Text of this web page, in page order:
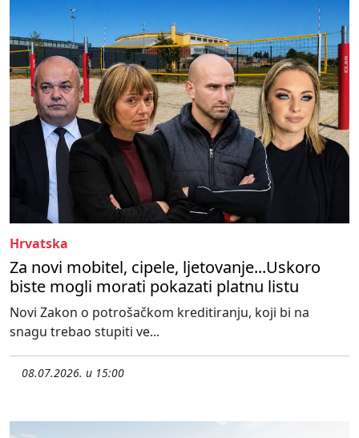
Hrvatska
Za novi mobitel, cipele, ljetovanje...Uskoro
biste mogli morati pokazati platnu listu
Novi Zakon o potrošačkom kreditiranju, koji bi na
snagu trebao stupiti ve...
08.07.2026. u 15:00